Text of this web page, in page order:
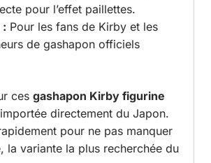
pour l’effet paillettes.
: Pour les fans de Kirby et les
de gashapon officiels
ces gashapon Kirby figurine
importée directement du Japon.
pour ne pas manquer
la variante la plus recherchée du